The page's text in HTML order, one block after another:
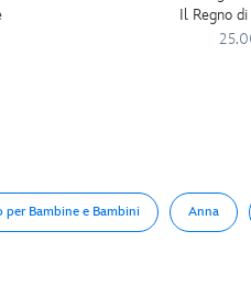
Il Regno
Bambine e Bambini Anna